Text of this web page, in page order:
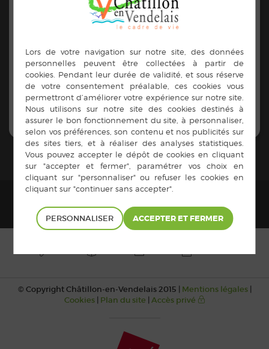
© Copyright Châtillon-en-Vendelais 2015 | Mentions légales|
Cookies| Plan du site | Accès privé
PERSONNALISER